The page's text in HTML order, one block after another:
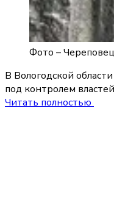
Фото –
В Вологодской
под контролем
Читать полностью